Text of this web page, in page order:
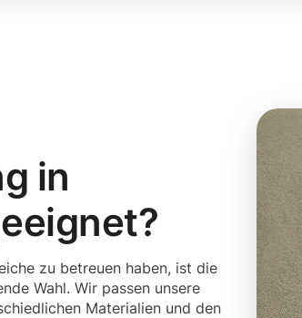
in
zu betreuen haben, ist die
Wahl. Wir passen unsere
Materialien und den